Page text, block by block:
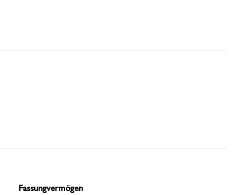
Fassungvermögen